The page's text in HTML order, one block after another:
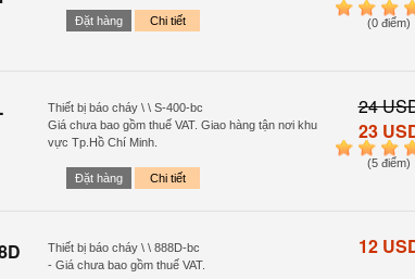
Đặt hàng Chi tiết
1 2 3 4
(0 điểm)
Thiết bị báo cháy \ \ S-400-bc
Giá chưa bao gồm thuế VAT. Giao hàng tận nơi khu
vực Tp.Hồ Chí Minh.
Đặt hàng Chi tiết
24
23
1 2 3 4
(5 điểm)
Thiết bị báo cháy \ \ 888D-bc
- Giá chưa bao gồm thuế VAT.
12